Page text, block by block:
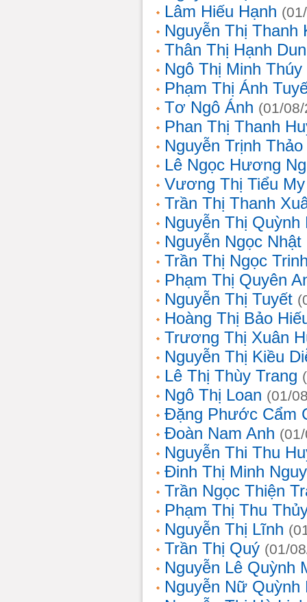
Lâm Hiếu Hạnh
Nguyễn Thị Thanh
Thân Thị Hạnh
Ngô Thị Minh Thúy
Phạm Thị Ánh
Tơ Ngô Ánh (01/
Phan Thị Thanh
Nguyễn Trịnh
Lê Ngọc Hương
Vương Thị Tiểu My
Trần Thị Thanh
Nguyễn Thị Quỳnh
Nguyễn Ngọc Nhật
Trần Thị Ngọc
Phạm Thị Quyên
Nguyễn Thị Tuyết
Hoàng Thị Bảo
Trương Thị Xuân
Nguyễn Thị Kiều
Lê Thị Thùy Trang
Ngô Thị Loan (01/
Đặng Phước Cẩm
Đoàn Nam Anh
Nguyễn Thi Thu
Đinh Thị Minh
Trần Ngọc Thiện
Phạm Thị Thu
Nguyễn Thị Lĩnh
Trần Thị Quý (01/
Nguyễn Lê Quỳnh
Nguyễn Nữ